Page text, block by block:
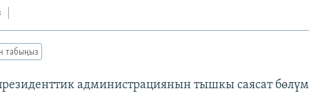
табыңыз
администрациянын тышкы саясат